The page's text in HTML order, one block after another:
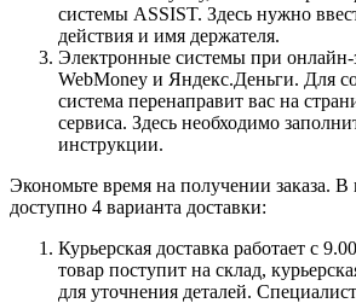
системы ASSIST. Здесь нужно
действия и имя держателя.
Электронные системы при онлайн-
WebMoney и Яндекс.Деньги. Для
система перенаправит вас на
сервиса. Здесь необходимо
инструкции.
Экономьте время на получении заказа. В
доступно 4 варианта доставки:
Курьерская доставка работает с
товар поступит на склад,
для уточнения деталей.